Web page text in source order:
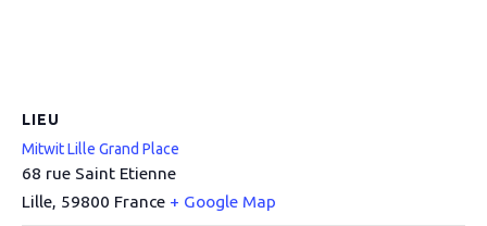
LIEU
Mitwit Lille Grand Place
68 rue Saint Etienne
Lille, 59800 France + Google Map